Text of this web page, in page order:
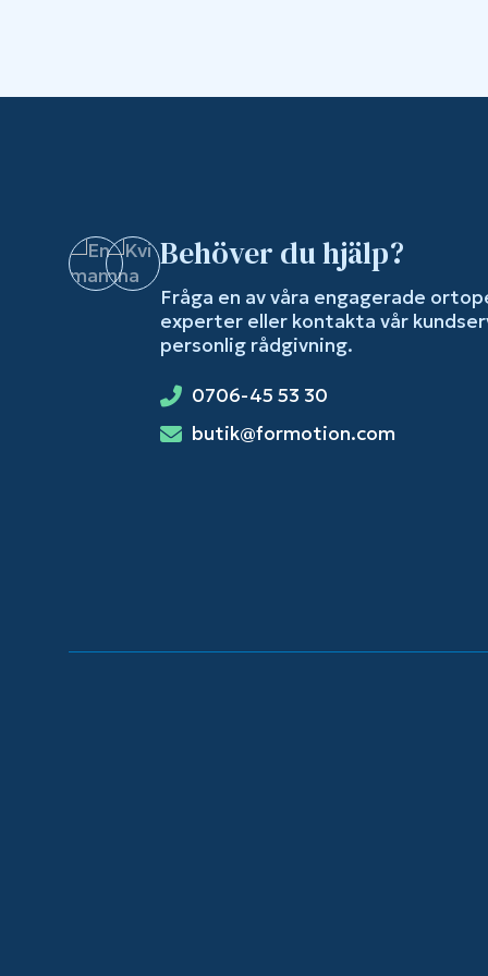
Behöver du hjälp?
Fråga en av våra engagerade
experter eller kontakta vår
personlig rådgivning.
0706-45 53 30
butik@formotion.com